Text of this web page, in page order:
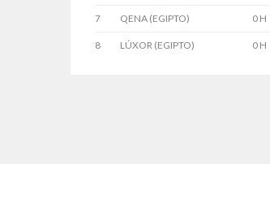
7 QENA (EGIPTO) 0 H
8 LÚXOR (EGIPTO) 0 H